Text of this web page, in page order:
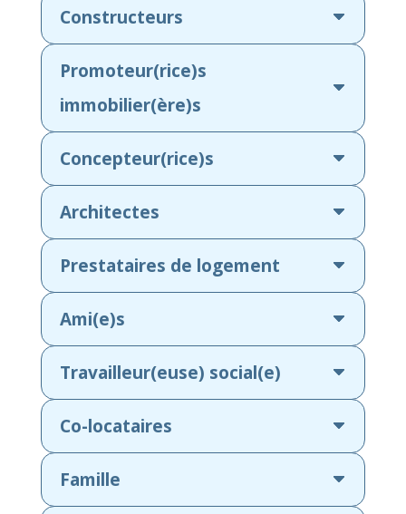
Constructeurs
Promoteur(rice)s
immobilier(ère)s
Concepteur(rice)s
Architectes
Prestataires de logement
Ami(e)s
Travailleur(euse) social(e)
Co-locataires
Famille